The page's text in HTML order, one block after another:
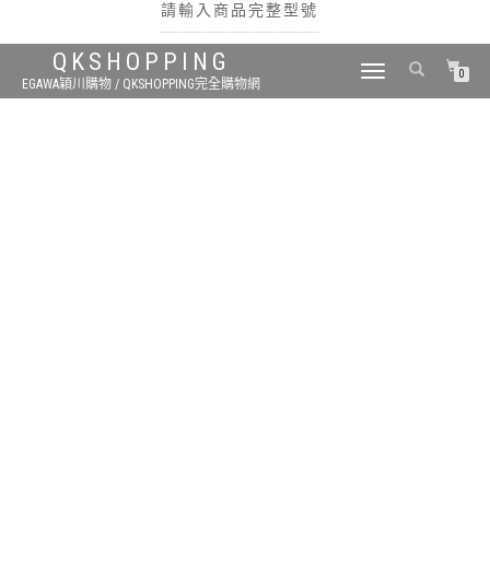
請輸入商品完整型號
QKSHOPPING
EGAWA穎川購物 / QKSHOPPING完全購物網
TOGGLE
0